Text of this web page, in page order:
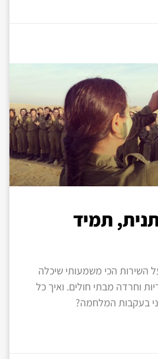
תמיד
השירות הכי משמעותי שיכלה
וחרדה מבתי חולים. ואיך כל
בעקבות המלחמה?